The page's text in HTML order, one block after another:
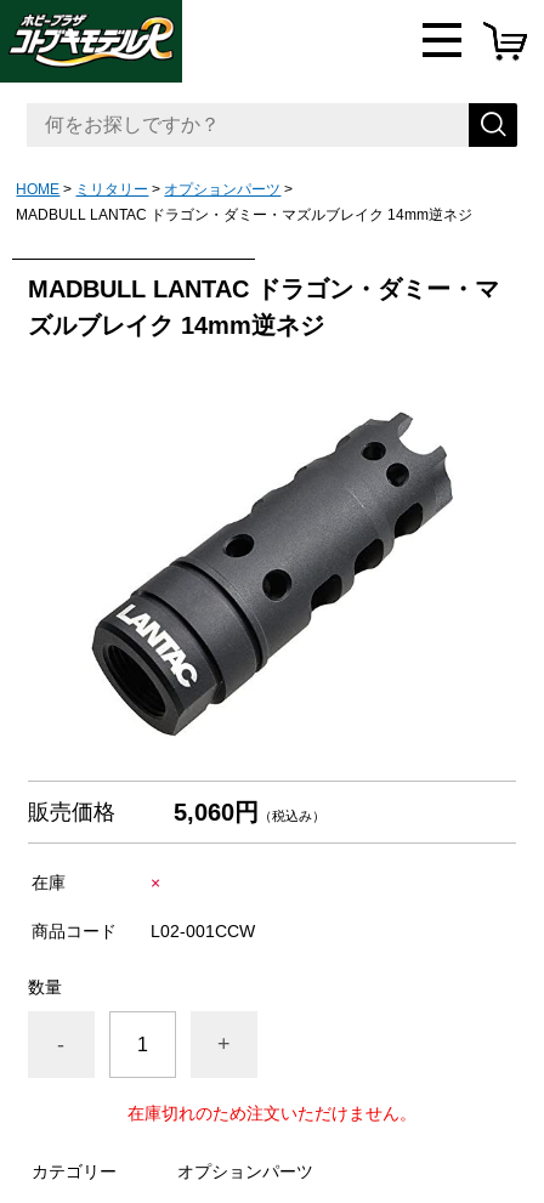
HOME ミリタリー
オプションパーツ
MADBULL LANTAC ドラゴン・ダミー・マズルブレイク 14mm逆ネジ
MADBULL LANTAC ドラゴン・ダミー・マ
ズルブレイク 14mm逆ネジ
販売価格 5,060円 （税込み）
在庫 ×
商品コード L02-001CCW
数量
- +
在庫切れのため注文いただけません。
カテゴリー オプションパーツ